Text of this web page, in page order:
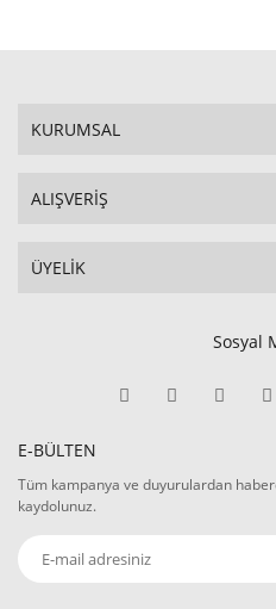
KURUMSAL
ALIŞVERİŞ
ÜYELİK
Sosyal
E-BÜLTEN
Tüm kampanya ve duyurulardan
kaydolunuz.